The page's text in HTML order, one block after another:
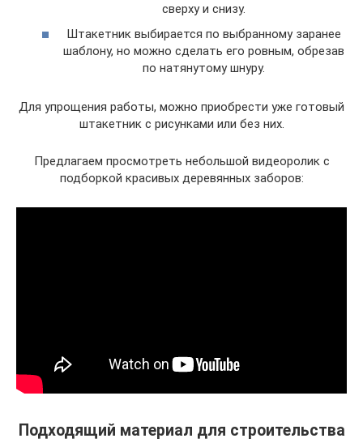
сверху и снизу.
Штакетник выбирается по выбранному заранее
шаблону, но можно сделать его ровным, обрезав
по натянутому шнуру.
Для упрощения работы, можно приобрести уже готовый
штакетник с рисунками или без них.
Предлагаем просмотреть небольшой видеоролик с
подборкой красивых деревянных заборов:
Подходящий материал для строительства